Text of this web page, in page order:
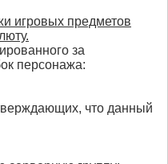
игровых предметов
за
персонажа:
что данный